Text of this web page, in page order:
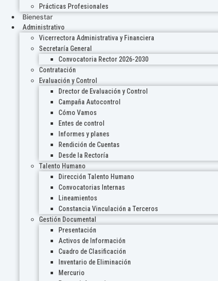
Prácticas Profesionales
Bienestar
Administrativo
Vicerrectora Administrativa y Financiera
Secretaría General
Convocatoria Rector 2026-2030
Contratación
Evaluación y Control
Drector de Evaluación y Control
Campaña Autocontrol
Cómo Vamos
Entes de control
Informes y planes
Rendición de Cuentas
Desde la Rectoría
Talento Humano
Dirección Talento Humano
Convocatorias Internas
Lineamientos
Constancia Vinculación a Terceros
Gestión Documental
Presentación
Activos de Información
Cuadro de Clasificación
Inventario de Eliminación
Mercurio